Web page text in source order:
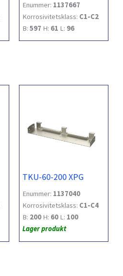
Enummer: 1137667
Korrosivitetsklass: C1-C2
B: 597 H: 61 L: 96
TKU-60-200 XPG
Enummer: 1137040
Korrosivitetsklass: C1-C4
B: 200 H: 60 L: 100
Lager produkt